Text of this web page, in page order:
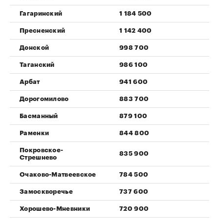
Гагаринский 1 184 500
Пресненский 1 142 400
Донской 998 700
Таганский 986 100
Арбат 941 600
Дорогомилово 883 700
Басманный 879 100
Раменки 844 800
Покровское-
Стрешнево
835 900
Очаково-Матвеевское 784 500
Замоскворечье 737 600
Хорошево-Мневники 720 900